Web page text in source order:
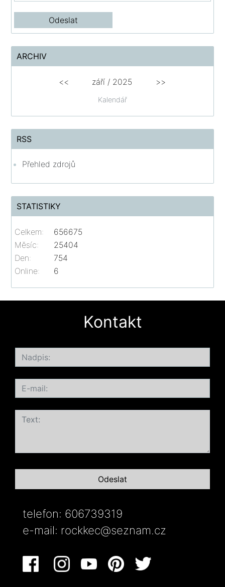
ARCHIV
Kalendář
<< září / 2025 >>
RSS
Přehled zdrojů
STATISTIKY
Online: 6
Celkem:
656675
Měsíc:
25404
Den:
754
Kontakt
telefon: 606739319
e-mail: rockkec@seznam.cz